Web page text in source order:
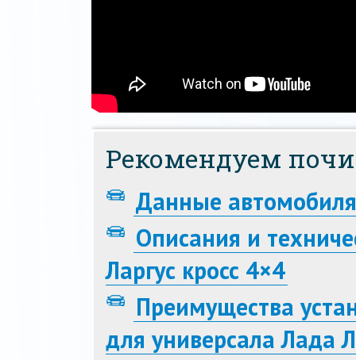
Рекомендуем
Данные
Описания и
Ларгус кросс 4×4
Преимущества
для универсала Лада